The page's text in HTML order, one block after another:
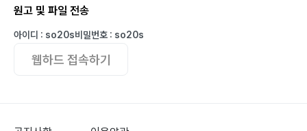
원고 및 파일 전송
아이디 : so20s비밀번호 : so20s
웹하드 접속하기